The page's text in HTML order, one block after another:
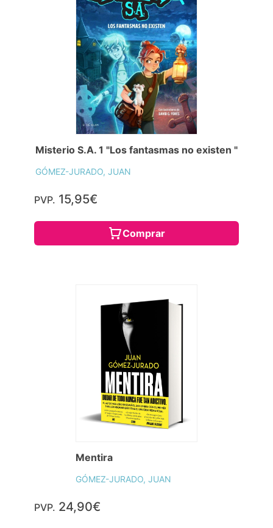
Misterio S.A. 1 "Los fantasmas no existen "
GÓMEZ-JURADO, JUAN
PVP. 15,95€
Comprar
Mentira
GÓMEZ-JURADO, JUAN
PVP. 24,90€